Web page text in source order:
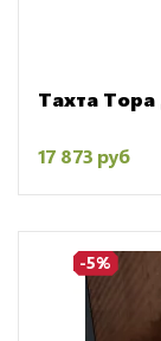
Тахта Тора
17 873 руб
-5%